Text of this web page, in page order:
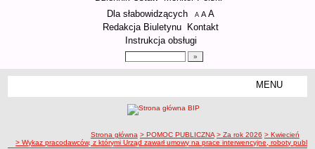
Menu dodatkowe
Dla słabowidzących A pomniejsz czcionkę
A standardowy rozmiar czcionki
A
Redakcja Biuletynu
Kontakt
Instrukcja obsługi
MENU
Struktura organizacyjna
ścieżka nawigacji
Strona główna > POMOC PUBLICZNA > Za rok 2026 > Kwiecień
> Wykaz pracodawców, z którymi Urząd zawarł umowy na prace interwencyjne, roboty